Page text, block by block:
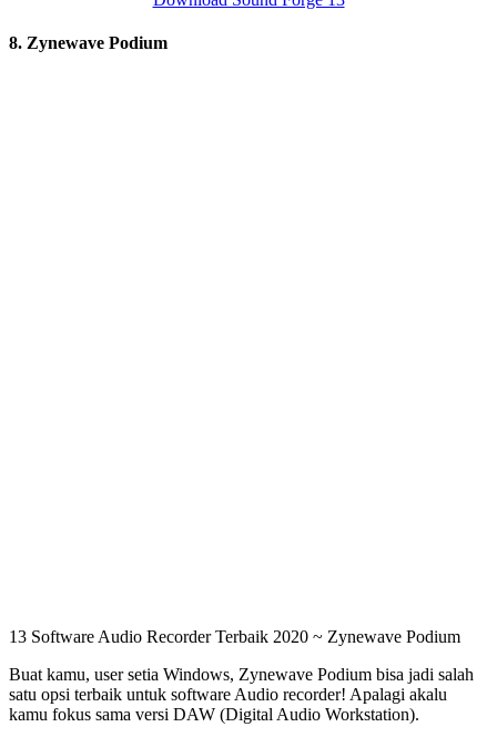
8. Zynewave Podium
13 Software Audio Recorder Terbaik 2020 ~ Zynewave Podium
Buat kamu, user setia Windows, Zynewave Podium bisa jadi salah
satu opsi terbaik untuk software Audio recorder! Apalagi akalu
kamu fokus sama versi DAW (Digital Audio Workstation).